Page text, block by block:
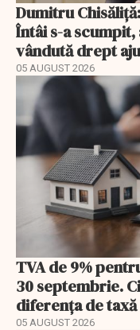
Dumitru
Întâi s-a
vândută drept
05 AUGUST 2026
TVA de 9%
30 septembrie.
diferența de taxă
05 AUGUST 2026